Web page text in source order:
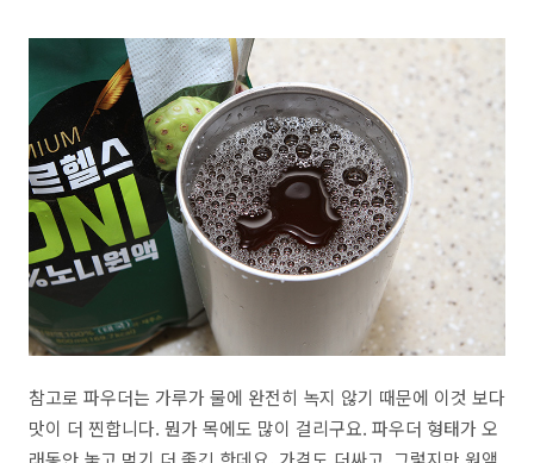
참고로 파우더는 가루가 물에 완전히 녹지 않기 때문에 이것 보다
맛이 더 찐합니다. 뭔가 목에도 많이 걸리구요. 파우더 형태가 오